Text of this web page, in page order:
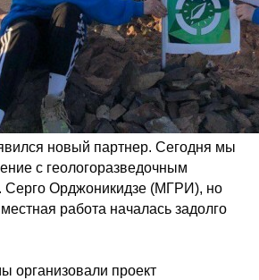
новый партнер. Сегодня мы
с геологоразведочным
Серго Орджоникидзе (МГРИ), но
работа началась задолго
организовали проект